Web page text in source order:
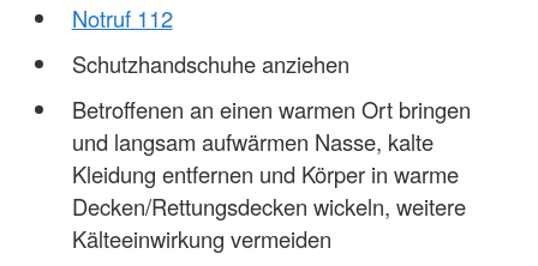
Notruf 112
Schutzhandschuhe anziehen
Betroffenen an einen warmen Ort bringen
und langsam aufwärmen Nasse, kalte
Kleidung entfernen und Körper in warme
Decken/Rettungsdecken wickeln, weitere
Kälteeinwirkung vermeiden